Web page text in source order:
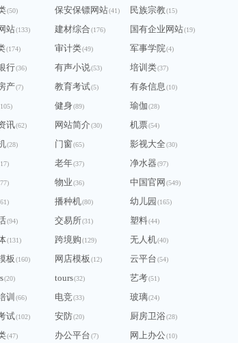
(50) 保安保镖网站(41) 民族宗教(15)
站(133) 建材综合(176) 国有企业网站(19)
(174) 审计类(49) 军事学院(4)
行(36) 有声小说(53) 培训类(37)
产(7) 教育考试(5) 有条信息(10)
健身(89) 瑜伽(28)
讯(62) 网站简介(30) 机票(54)
(28) 门窗(65) 影视大全(30)
老年(37) 净水器(97)
物业(36) 中国官网 (549)
播种机(80) 幼儿园 (165)
(94) 交易所(31) 塑料(44)
(131) 跨境购(129) 无人机(40)
板(160) 网店模板(12) 云平台(54)
(20) tours(32) 艺考(51)
训 (66) 电竞(33) 玻璃(24)
试(102) 安防(20) 厨房卫浴(28)
(47) 办公平台(7) 网上办公(10)